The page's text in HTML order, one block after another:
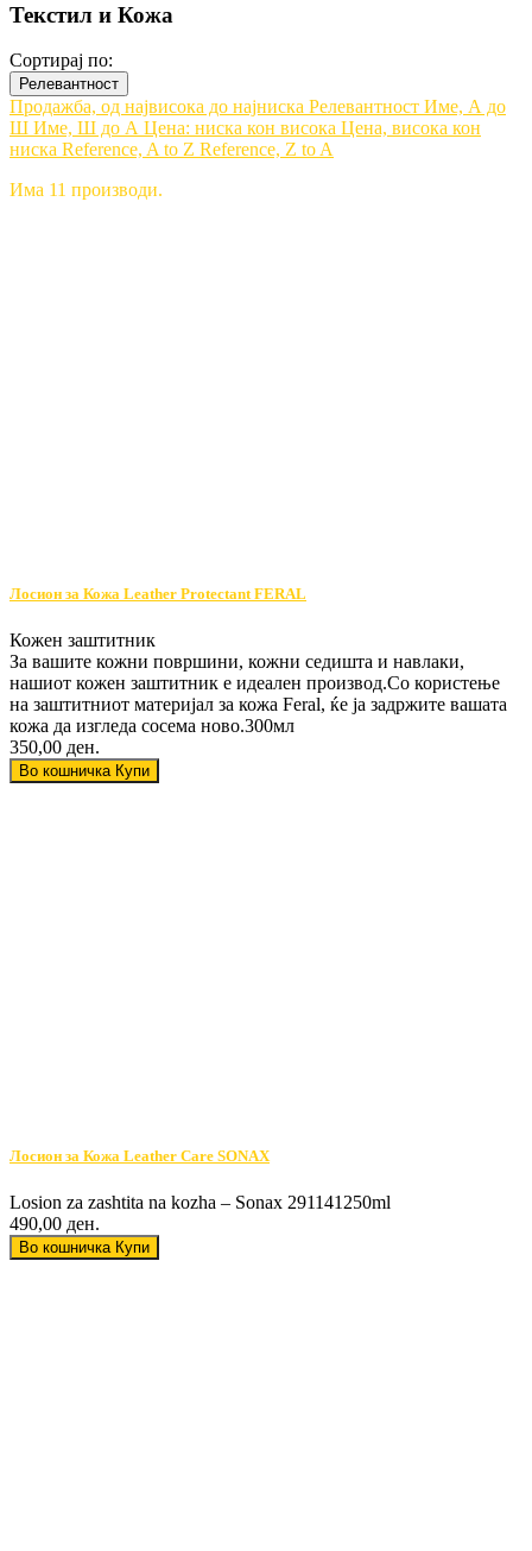
Текстил и Кожа
Сортирај по:
Релевантност
Продажба, од највисока до најниска Релевантност Име, А до
Ш Име, Ш до А Цена: ниска кон висока Цена, висока кон
ниска Reference, A to Z Reference, Z to A
Има 11 производи.
Лосион за Кожа Leather Protectant FERAL
Кожен заштитник
За вашите кожни површини, кожни седишта и навлаки,
нашиот кожен заштитник е идеален производ.Со користење
на заштитниот материјал за кожа Feral, ќе ја задржите вашата
кожа да изгледа сосема ново.300мл
350,00 ден.
Во кошничка Купи
Лосион за Кожа Leather Care SONAX
Losion za zashtita na kozha – Sonax 291141250ml
490,00 ден.
Во кошничка Купи